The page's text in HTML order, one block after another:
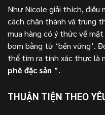
Như Nicole giải thích, điều
cách chân thành và trung
mua hàng có ý thức về
bom bằng từ ‘bền vững’.
thể tìm ra tính xác thực là
phê đặc sản ”.
THUẬN TIỆN THEO